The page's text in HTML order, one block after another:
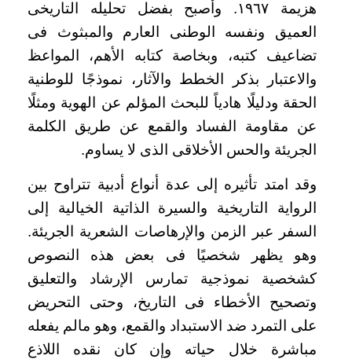
هزيمة ١٩٦٧. وأصبح بفضل تحليله التاريخى
العميق ونفسه الوطنى العارم والمبثوث فى
تضاعيف كتبه، وبخاصة كتابه الأهم، المواعظ
والاعتبار بذكر الخطط والآثار، نموذجًا للوطنية
الحقة ودليلًا هادياً للبحث المؤلم عن الهوية ومثلًا
عن مقاومة الفساد والقمع عن طريق الكلمة
الجريئة والحس الأخلاقى الذى لا يساوم.
وقد امتد تأثيره إلى عدة أنواع أدبية تتراوح بين
الرواية التاريخية والسيرة الذاتية الخيالية إلى
السفر عبر الزمن والإرهاصات الشعرية الجريئة.
وهو يظهر شخصيًا فى بعض هذه النصوص
كشخصية نموذجية تمارس الإرشاد والتعليق
وتصحيح الأخطاء فى التاريخ، وحتى التحريض
على التمرد ضد الاستبداد والقمع، وهو مالم يفعله
مباشرة خلال حياته وإن كان نقده اللاذع